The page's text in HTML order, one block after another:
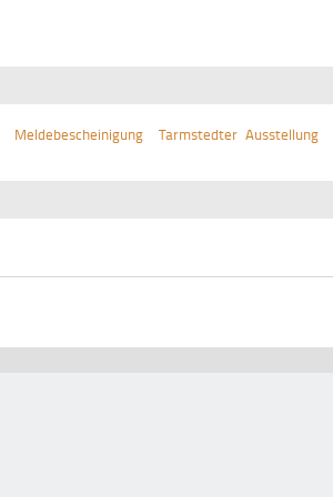
Meldebescheinigung Tarmstedter Ausstellung